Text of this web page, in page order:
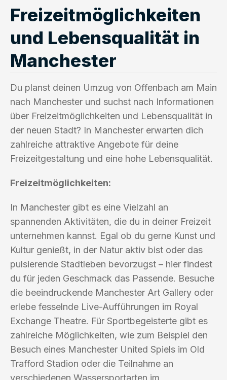
Freizeitmöglichkeiten
und Lebensqualität in
Manchester
Du planst deinen Umzug von Offenbach am Main
nach Manchester und suchst nach Informationen
über Freizeitmöglichkeiten und Lebensqualität in
der neuen Stadt? In Manchester erwarten dich
zahlreiche attraktive Angebote für deine
Freizeitgestaltung und eine hohe Lebensqualität.
Freizeitmöglichkeiten:
In Manchester gibt es eine Vielzahl an
spannenden Aktivitäten, die du in deiner Freizeit
unternehmen kannst. Egal ob du gerne Kunst und
Kultur genießt, in der Natur aktiv bist oder das
pulsierende Stadtleben bevorzugst – hier findest
du für jeden Geschmack das Passende. Besuche
die beeindruckende Manchester Art Gallery oder
erlebe fesselnde Live-Aufführungen im Royal
Exchange Theatre. Für Sportbegeisterte gibt es
zahlreiche Möglichkeiten, wie zum Beispiel den
Besuch eines Manchester United Spiels im Old
Trafford Stadion oder die Teilnahme an
verschiedenen Wassersportarten im